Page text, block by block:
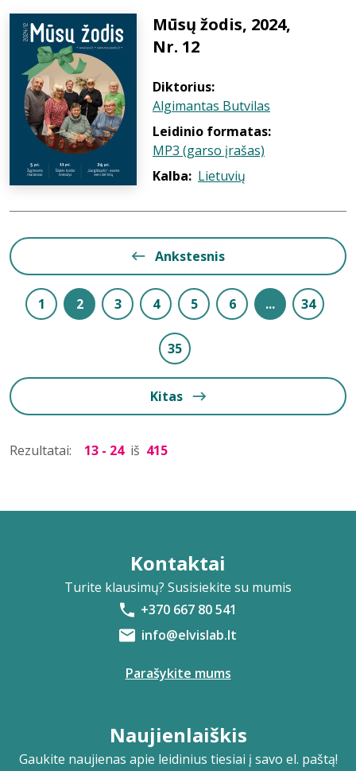
Mūsų žodis, 2024,
Nr. 12
Diktorius:
Algimantas Butvilas
Leidinio formatas:
MP3 (garso įrašas)
Kalba: Lietuvių
Ankstesnis
1 2 3 4 5 6 ... 34
35
Kitas
Rezultatai: 13 - 24 iš 415
Kontaktai
Turite klausimų? Susisiekite su mumis
+370 667 80 541
info@elvislab.lt
Parašykite mums
Naujienlaiškis
Gaukite naujienas apie leidinius tiesiai į savo el. paštą!